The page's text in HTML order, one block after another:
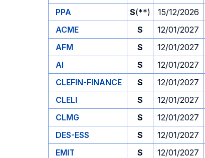
PPA
S(**) 15/12/2026
ACME
S 12/01/2027
AFM
S 12/01/2027
AI
S 12/01/2027
CLEFIN-FINANCE
S 12/01/2027
CLELI
S 12/01/2027
CLMG
S 12/01/2027
DES-ESS
S 12/01/2027
EMIT
S 12/01/2027